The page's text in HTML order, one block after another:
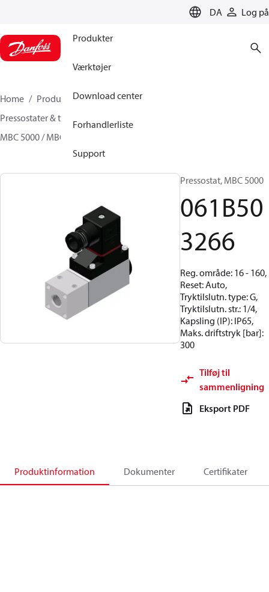
DA Log på
Produkter
Værktøjer
Download center
Forhandlerliste
Support
Home Produkter
Sensing solutions
Pressostater & termostater
MBC 5000 / MBC 5100
Pressostat, MBC 5000
061B50
3266
Reg. område: 16 - 160,
Reset: Auto,
Tryktilslutn. type: G,
Tryktilslutn. str.: 1/4,
Kapsling (IP): IP65,
Maks. driftstryk [bar]:
300
Tilføj til
sammenligning
Eksport PDF
Produktinformation Dokumenter Certifikater